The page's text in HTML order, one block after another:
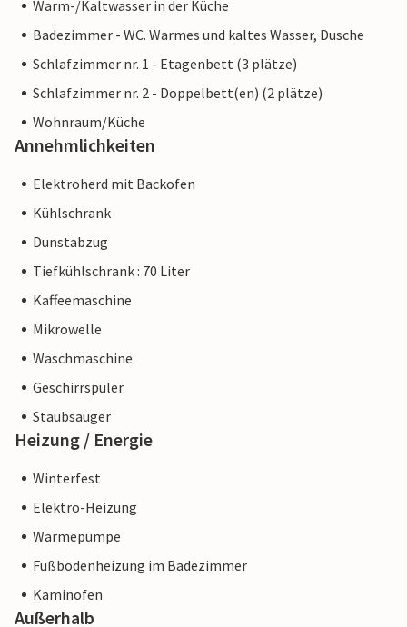
Warm-/Kaltwasser in der Küche
Badezimmer - WC. Warmes und kaltes Wasser, Dusche
Schlafzimmer nr. 1 - Etagenbett (3 plätze)
Schlafzimmer nr. 2 - Doppelbett(en) (2 plätze)
Wohnraum/Küche
Annehmlichkeiten
Elektroherd mit Backofen
Kühlschrank
Dunstabzug
Tiefkühlschrank : 70 Liter
Kaffeemaschine
Mikrowelle
Waschmaschine
Geschirrspüler
Staubsauger
Heizung / Energie
Winterfest
Elektro-Heizung
Wärmepumpe
Fußbodenheizung im Badezimmer
Kaminofen
Außerhalb